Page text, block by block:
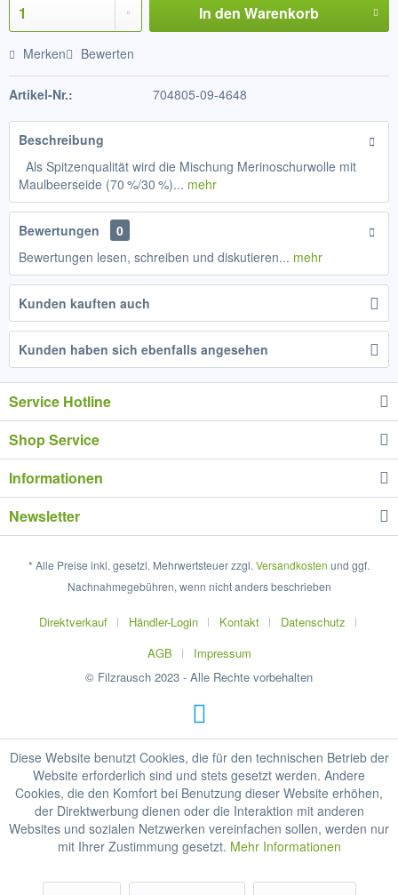
In den Warenkorb
Merken Bewerten
Artikel-Nr.: 704805-09-4648
Beschreibung
Als Spitzenqualität wird die Mischung Merinoschurwolle mit
Maulbeerseide (70 %/30 %)... mehr
Bewertungen
0
Bewertungen lesen, schreiben und diskutieren... mehr
Kunden kauften auch
Kunden haben sich ebenfalls angesehen
Service Hotline
Shop Service
Informationen
Newsletter
* Alle Preise inkl. gesetzl. Mehrwertsteuer zzgl. Versandkosten und ggf.
Nachnahmegebühren, wenn nicht anders beschrieben
Direktverkauf Händler-Login Kontakt
Datenschutz
AGB
Impressum
© Filzrausch 2023 - Alle Rechte vorbehalten
Diese Website benutzt Cookies, die für den technischen Betrieb der
Website erforderlich sind und stets gesetzt werden. Andere
Cookies, die den Komfort bei Benutzung dieser Website erhöhen,
der Direktwerbung dienen oder die Interaktion mit anderen
Websites und sozialen Netzwerken vereinfachen sollen, werden nur
mit Ihrer Zustimmung gesetzt. Mehr Informationen